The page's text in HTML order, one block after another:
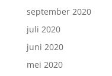
september 2020
juli 2020
juni 2020
mei 2020